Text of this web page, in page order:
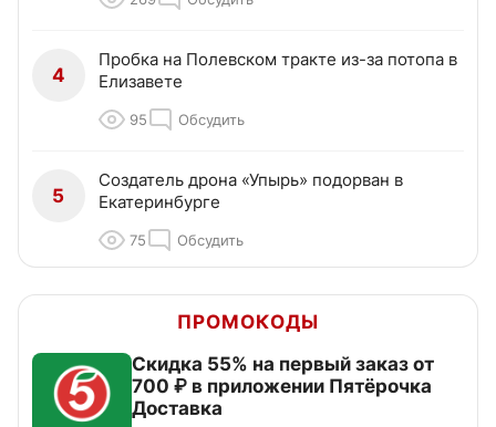
4
Пробка на Полевском тракте из-за потопа в
Елизавете
95 Обсудить
5
Создатель дрона «Упырь» подорван в
Екатеринбурге
75 Обсудить
ПРОМОКОДЫ
Скидка 55% на первый заказ от
700 ₽ в приложении Пятёрочка
Доставка